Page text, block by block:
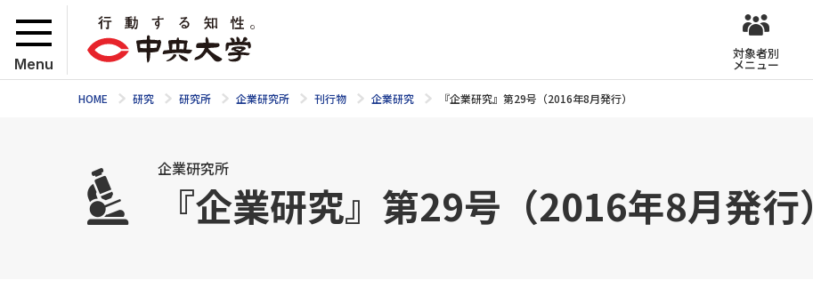
Menu
対象者別
メニュー
HOME 研究 研究所 企業研究所 刊行物 企業研究 『企業研究』第29号（2016年8月発行）
企業研究所
『企業研究』第29号（2016年8月発行）